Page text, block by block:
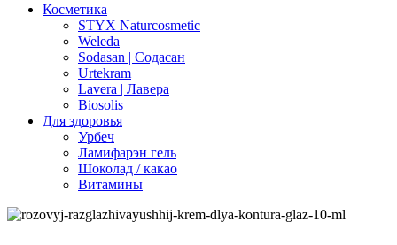
Косметика
STYX Naturcosmetic
Weleda
Sodasan | Содасан
Urtekram
Lavera | Лавера
Biosolis
Для здоровья
Урбеч
Ламифарэн гель
Шоколад / какао
Витамины